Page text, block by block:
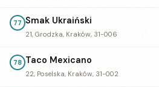
77 Smak Ukraiński
21, Grodzka, Kraków, 31-006
78 Taco Mexicano
22, Poselska, Kraków, 31-002